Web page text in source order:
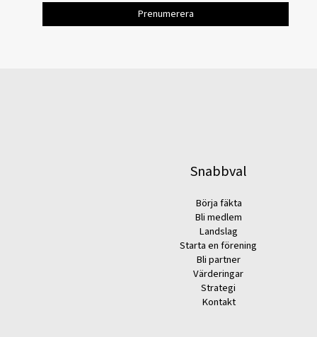
Snabbval
Börja fäkta
Bli medlem
Landslag
Starta en förening
Bli partner
Värderingar
Strategi
Kontakt